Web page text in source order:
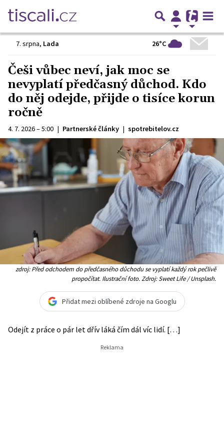
7. srpna, Lada 26°C
Češi vůbec neví, jak moc se
nevyplatí předčasný důchod. Kdo
do něj odejde, přijde o tisíce korun
ročně
4. 7. 2026 – 5:00 | Partnerské články | spotrebitelov.cz
zdroj: Před odchodem do předčasného důchodu se vyplatí každý rok pečlivě
propočítat. Ilustrační foto. Zdroj: Sweet Life / Unsplash.
Přidat mezi oblíbené zdroje na Googlu
Odejít z práce o pár let dřív láká čím dál víc lidí. […]